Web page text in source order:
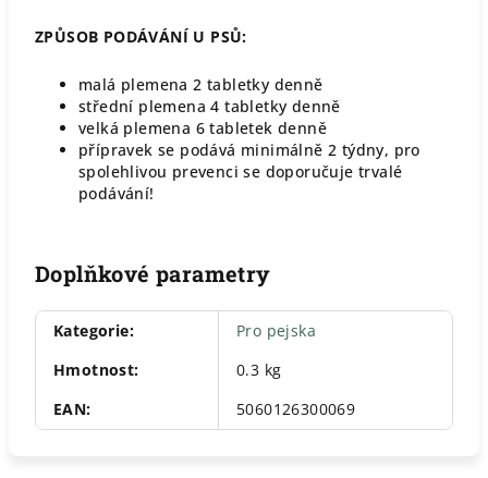
ZPŮSOB PODÁVÁNÍ U PSŮ:
malá plemena 2 tabletky denně
střední plemena 4 tabletky denně
velká plemena 6 tabletek denně
přípravek se podává minimálně 2 týdny, pro
spolehlivou prevenci se doporučuje trvalé
podávání!
Doplňkové parametry
Kategorie:
Pro pejska
Hmotnost:
0.3 kg
EAN: 5060126300069